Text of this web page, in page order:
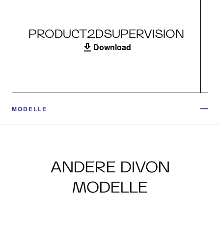
PRODUCT2DSUPERVISION
Download
MODELLE
ANDERE DIVON
MODELLE